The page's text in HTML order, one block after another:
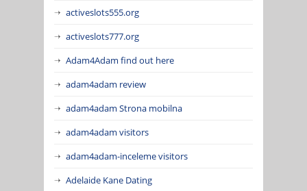
activeslots555.org
activeslots777.org
Adam4Adam find out here
adam4adam review
adam4adam Strona mobilna
adam4adam visitors
adam4adam-inceleme visitors
Adelaide Kane Dating